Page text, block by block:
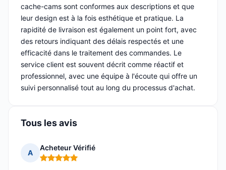
cache-cams sont conformes aux descriptions et que
leur design est à la fois esthétique et pratique. La
rapidité de livraison est également un point fort, avec
des retours indiquant des délais respectés et une
efficacité dans le traitement des commandes. Le
service client est souvent décrit comme réactif et
professionnel, avec une équipe à l'écoute qui offre un
suivi personnalisé tout au long du processus d'achat.
Tous les avis
A
Acheteur Vérifié
Note : 5 sur 5